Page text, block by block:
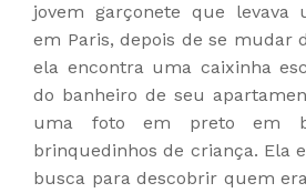
jovem garçonete que levava
em Paris, depois de se mudar
ela encontra uma caixinha
do banheiro de seu
uma foto em preto em
brinquedinhos de criança. Ela
busca para descobrir quem